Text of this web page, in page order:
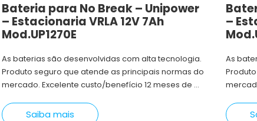
Bateria para No Break – Unipower
– Estacionaria VRLA 12V 7Ah
Mod.UP1270E
As baterias são desenvolvidas com alta tecnologia.
Produto seguro que atende as principais normas do
mercado. Excelente custo/benefício 12 meses de ...
Saiba mais
–
As